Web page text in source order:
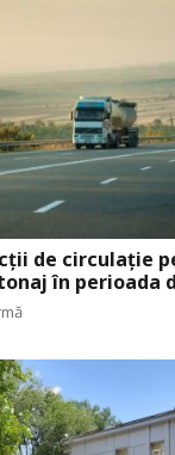
de circulație
în perioada